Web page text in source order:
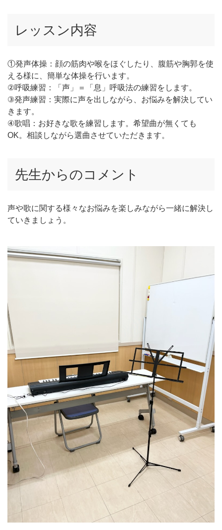
レッスン内容
①発声体操：顔の筋肉や喉をほぐしたり、腹筋や胸郭を使
える様に、簡単な体操を行います。
②呼吸練習：「声」＝「息」呼吸法の練習をします。
③発声練習：実際に声を出しながら、お悩みを解決してい
きます。
④歌唱：お好きな歌を練習します。希望曲が無くても
OK。相談しながら選曲させていただきます。
先生からのコメント
声や歌に関する様々なお悩みを楽しみながら一緒に解決し
ていきましょう。